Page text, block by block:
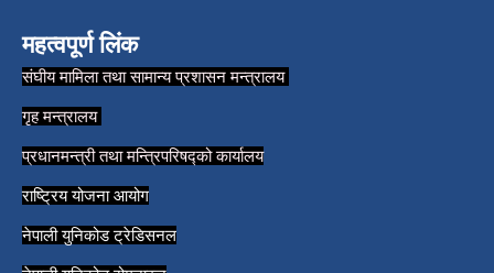
महत्वपूर्ण लिंक
संघीय मामिला तथा सामान्य प्रशासन मन्त्रालय
गृह मन्त्रालय
प्रधानमन्त्री तथा मन्त्रिपरिषद्को कार्यालय
राष्ट्रिय योजना आयोग
नेपाली युनिकोड ट्रेडिसनल